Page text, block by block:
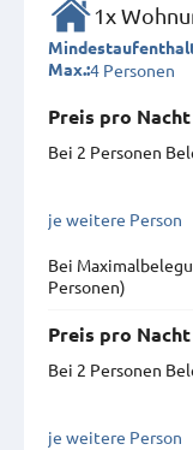
1x
Max.:4 Personen
Preis pro Nacht
Bei 2 Personen
je weitere Person
Bei
Personen)
Preis pro Nacht
Bei 2 Personen
je weitere Person